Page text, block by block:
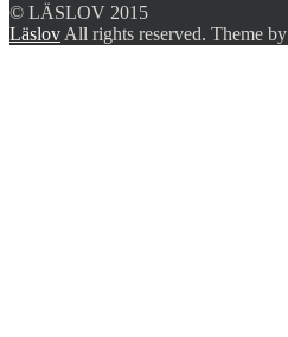
© LÄSLOV 2015
Läslov All rights reserved. Theme by